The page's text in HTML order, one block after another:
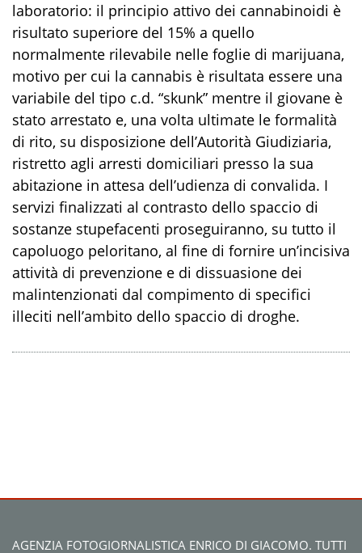
laboratorio: il principio attivo dei cannabinoidi è
risultato superiore del 15% a quello
normalmente rilevabile nelle foglie di marijuana,
motivo per cui la cannabis è risultata essere una
variabile del tipo c.d. “skunk” mentre il giovane è
stato arrestato e, una volta ultimate le formalità
di rito, su disposizione dell’Autorità Giudiziaria,
ristretto agli arresti domiciliari presso la sua
abitazione in attesa dell’udienza di convalida. I
servizi finalizzati al contrasto dello spaccio di
sostanze stupefacenti proseguiranno, su tutto il
capoluogo peloritano, al fine di fornire un’incisiva
attività di prevenzione e di dissuasione dei
malintenzionati dal compimento di specifici
illeciti nell’ambito dello spaccio di droghe.
AGENZIA FOTOGIORNALISTICA ENRICO DI GIACOMO. TUTTI